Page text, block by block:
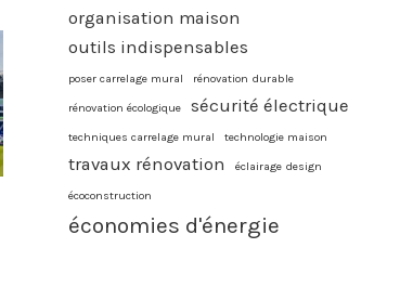
organisation maison
outils indispensables
poser carrelage mural rénovation durable
rénovation écologique sécurité électrique
techniques carrelage mural technologie maison
travaux rénovation éclairage design
écoconstruction
économies d'énergie